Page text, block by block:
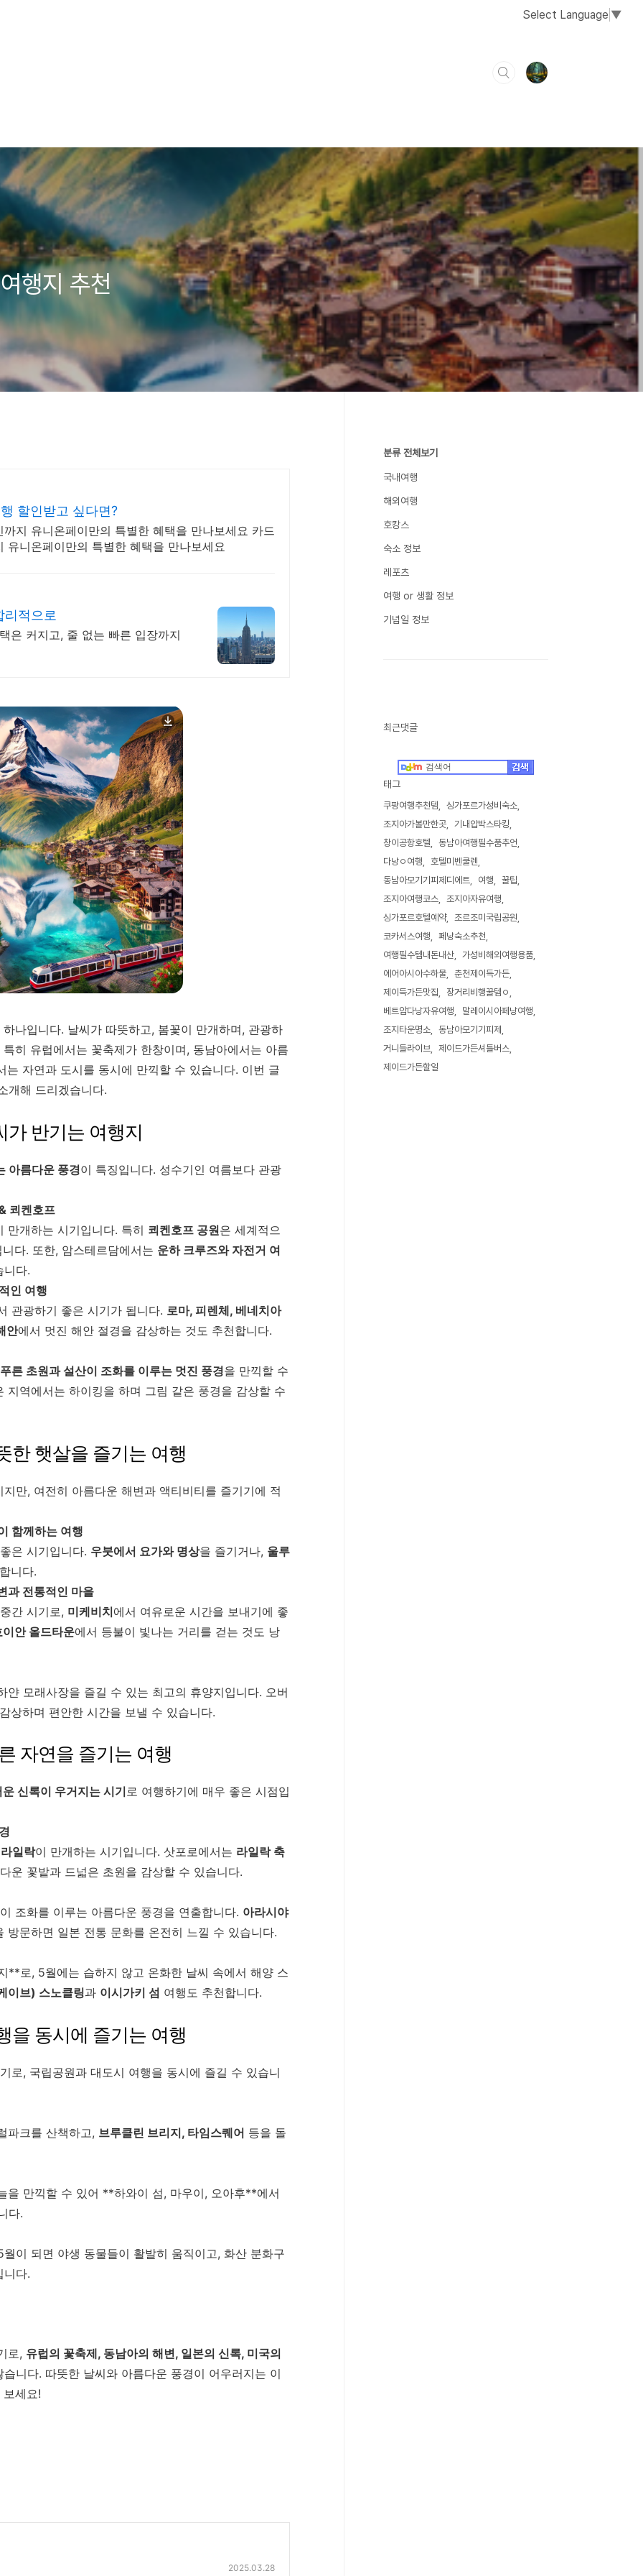
Select Language ▼
행지 추천
할인받고 싶다면?
지 유니온페이만의 특별한 혜택을 만나보세요 카드
니온페이만의 특별한 혜택을 만나보세요
적으로
은 커지고, 줄 없는 빠른 입장까지
나입니다. 날씨가 따뜻하고, 봄꽃이 만개하며, 관광하
히 유럽에서는 꽃축제가 한창이며, 동남아에서는 아름
자연과 도시를 동시에 만끽할 수 있습니다. 이번 글
개해 드리겠습니다.
가 반기는 여행지
아름다운 풍경이 특징입니다. 성수기인 여름보다 관광
쾨켄호프
만개하는 시기입니다. 특히 쾨켄호프 공원은 세계적으
다. 또한, 암스테르담에서는 운하 크루즈와 자전거 여
니다.
인 여행
관광하기 좋은 시기가 됩니다. 로마, 피렌체, 베네치아
안에서 멋진 해안 절경을 감상하는 것도 추천합니다.
푸른 초원과 설산이 조화를 이루는 멋진 풍경을 만끽할 수
지역에서는 하이킹을 하며 그림 같은 풍경을 감상할 수
한 햇살을 즐기는 여행
만, 여전히 아름다운 해변과 액티비티를 즐기기에 적
함께하는 여행
은 시기입니다. 우붓에서 요가와 명상을 즐기거나, 울루
니다.
과 전통적인 마을
간 시기로, 미케비치에서 여유로운 시간을 보내기에 좋
이안 올드타운에서 등불이 빛나는 거리를 걷는 것도 낭
모래사장을 즐길 수 있는 최고의 휴양지입니다. 오버
상하며 편안한 시간을 보낼 수 있습니다.
자연을 즐기는 여행
신록이 우거지는 시기로 여행하기에 매우 좋은 시점입
일락이 만개하는 시기입니다. 삿포로에서는 라일락 축
운 꽃밭과 드넓은 초원을 감상할 수 있습니다.
조화를 이루는 아름다운 풍경을 연출합니다. 아라시야
방문하면 일본 전통 문화를 온전히 느낄 수 있습니다.
**로, 5월에는 습하지 않고 온화한 날씨 속에서 해양 스
이브) 스노클링과 이시가키 섬 여행도 추천합니다.
을 동시에 즐기는 여행
로, 국립공원과 대도시 여행을 동시에 즐길 수 있습니
파크를 산책하고, 브루클린 브리지, 타임스퀘어 등을 돌
을 만끽할 수 있어 **하와이 섬, 마우이, 오아후**에서
다.
이 되면 야생 동물들이 활발히 움직이고, 화산 분화구
니다.
로, 유럽의 꽃축제, 동남아의 해변, 일본의 신록, 미국의
니다. 따뜻한 날씨와 아름다운 풍경이 어우러지는 이
세요!
2025.03.28
분류 전체보기
국내여행
해외여행
호캉스
숙소 정보
레포츠
여행 or 생활 정보
기념일 정보
최근댓글
태그
쿠팡여행추천템
싱가포르가성비숙소
조지아가볼만한곳
기내압박스타킹
창이공항호텔
동남아여행필수품추언
다낭ㅇ여행
호텔미벤쿨렌
동남아모기기피제디에트
여행
꿀팁
조지아여행코스
조지아자유여행
싱가포르호텔예약
조르조미국립공원
코카서스여행
페낭숙소추천
여행필수템내돈내산
가성비해외여행용품
에어아시아수하물
춘천제이득가든
제이득가든맛집
장거리비행꿀템ㅇ
베트암다낭자유여행
말레이시아페낭여행
조지타운명소
동남아모기기피제
거니들라이브
제이드가든셔틀버스
제이드가든할일